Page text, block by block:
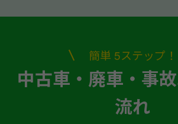
簡単 5ステップ！
中古車・廃車・事
流れ